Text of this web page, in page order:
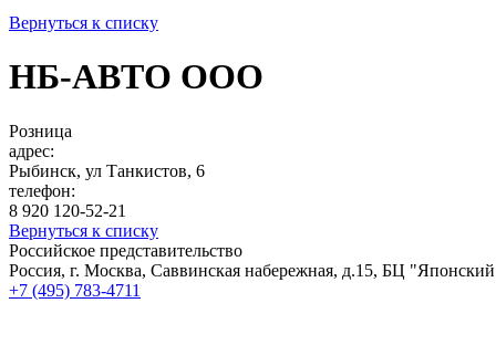
Вернуться к списку
НБ-АВТО ООО
Розница
адрес:
Рыбинск, ул Танкистов, 6
телефон:
8 920 120-52-21
Вернуться к списку
Российское представительство
Россия, г. Москва, Саввинская набережная, д.15, БЦ
+7 (495) 783-4711